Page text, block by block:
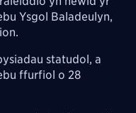
Ysgol Baladeulyn,
statudol, a
ffurfiol o 28